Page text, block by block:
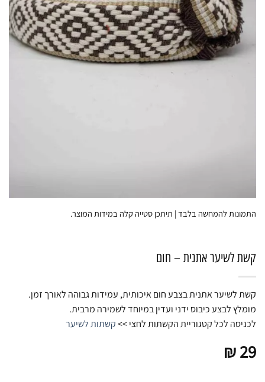
התמונות להמחשה בלבד | תיתכן סטייה קלה במידות המוצר.
קשת לשיער אתנית – חום
קשת לשיער אתנית בצבע חום איכותית, עמידות גבוהה לאורך זמן.
מומלץ לבצע כיבוס ידני ועדין במיוחד לשמירה מרבית.
לכניסה לכל קטגוריית הקשתות לחצי >>קשתות לשיער
₪29